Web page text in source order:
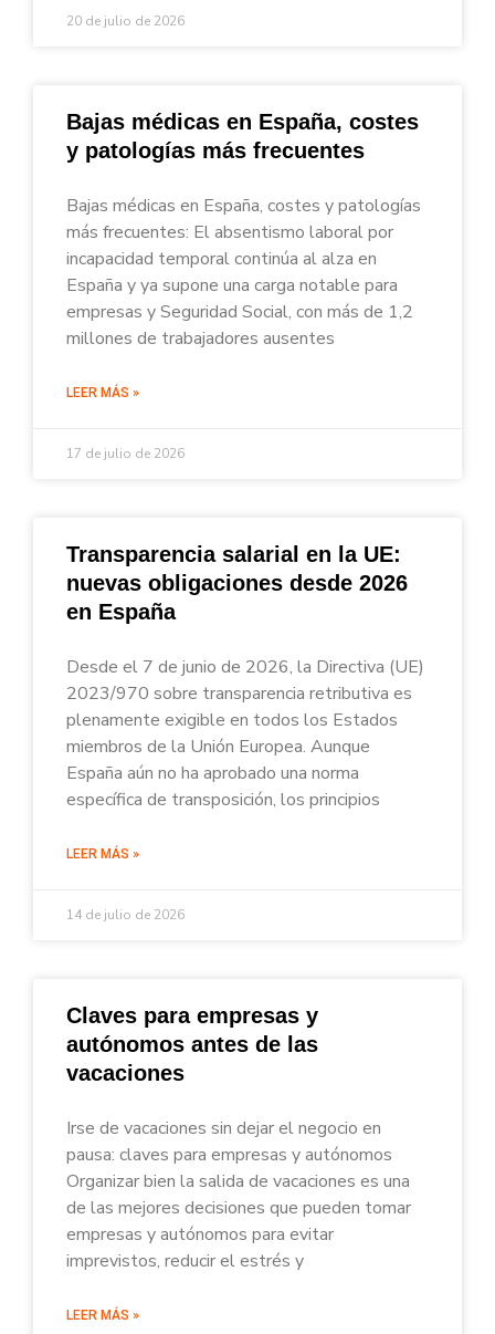
20 de julio de 2026
Bajas médicas en España, costes
y patologías más frecuentes
Bajas médicas en España, costes y patologías
más frecuentes: El absentismo laboral por
incapacidad temporal continúa al alza en
España y ya supone una carga notable para
empresas y Seguridad Social, con más de 1,2
millones de trabajadores ausentes
LEER MÁS »
17 de julio de 2026
Transparencia salarial en la UE:
nuevas obligaciones desde 2026
en España
Desde el 7 de junio de 2026, la Directiva (UE)
2023/970 sobre transparencia retributiva es
plenamente exigible en todos los Estados
miembros de la Unión Europea. Aunque
España aún no ha aprobado una norma
específica de transposición, los principios
LEER MÁS »
14 de julio de 2026
Claves para empresas y
autónomos antes de las
vacaciones
Irse de vacaciones sin dejar el negocio en
pausa: claves para empresas y autónomos
Organizar bien la salida de vacaciones es una
de las mejores decisiones que pueden tomar
empresas y autónomos para evitar
imprevistos, reducir el estrés y
LEER MÁS »